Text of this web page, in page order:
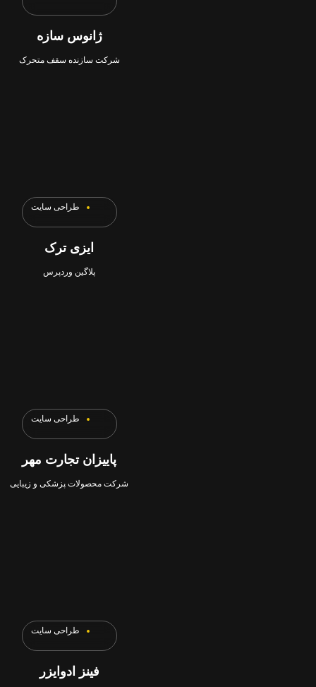
ژانوس سازه
شرکت سازنده سقف متحرک
طراحی سایت
ایزی ترک
پلاگین وردپرس
طراحی سایت
پاییزان تجارت مهر
شرکت محصولات پزشکی و زیبایی
طراحی سایت
فینز ادوایزر